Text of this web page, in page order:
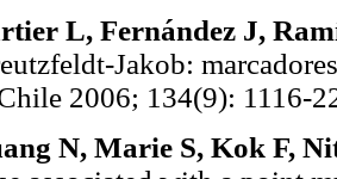
L, Fernández J,
Jakob:
2006; 134(9): 1116-
N, Marie S, Kok F,